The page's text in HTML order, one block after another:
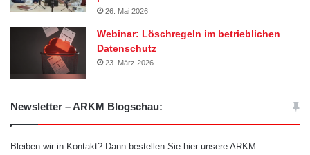
26. Mai 2026
Webinar: Löschregeln im betrieblichen
Datenschutz
23. März 2026
Newsletter – ARKM Blogschau:
Bleiben wir in Kontakt? Dann bestellen Sie hier unsere ARKM